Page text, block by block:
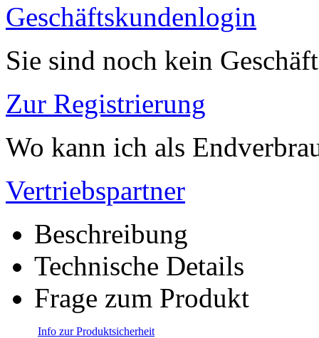
Geschäftskundenlogin
Sie sind noch kein
Zur Registrierung
Wo kann ich als
Vertriebspartner
Beschreibung
Technische Details
Frage zum Produkt
Info zur Produktsicherheit